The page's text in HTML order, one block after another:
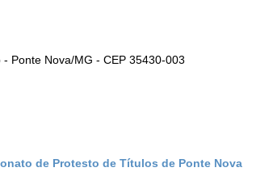
Ponte Nova/MG - CEP 35430-003
de Protesto de Títulos de Ponte Nova